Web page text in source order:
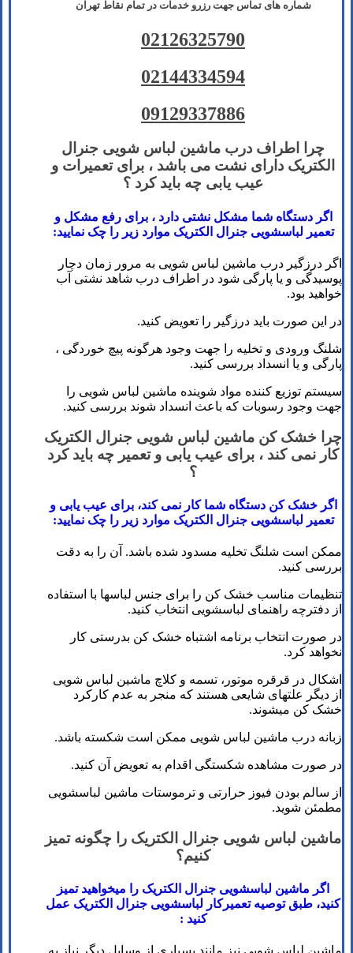
شماره های تماس​ جهت رزرو خدمات در تمام نقاط تهران
02126325790
02144334594
09129337886
چرا اطراف درب ماشین لباس شویی جنرال
الکتریک دارای نشت می باشد ، برای تعمیرات و
عیب یابی چه باید کرد ؟
اگر دستگاه شما مشکل نشتی دارد ، برای رفع مشکل و
تعمیر لباسشویی جنرال الکتریک موارد زیر را چک نمایید:
اگر درزگیر درب ماشین لباس شویی به مرور زمان دچار
پوسیدگی و یا پارگی شود در اطراف درب شاهد نشتی آب
خواهید بود.
در این صورت باید درزگیر را تعویض کنید.
شلنگ ورودی و تخلیه را جهت وجود هرگونه پیچ خوردگی ،
پارگی و یا انسداد بررسی کنید.
سیستم توزیع کننده مواد شوینده ماشین لباس شویی را
جهت وجود رسوبات که باعث انسداد شوند بررسی کنید.
چرا خشک کن ماشین لباس شویی جنرال الکتریک
کار نمی کند ، برای عیب یابی و تعمیر چه باید کرد
؟
اگر خشک کن دستگاه شما کار نمی کند، برای عیب یابی و
تعمیر لباسشویی جنرال الکتریک موارد زیر را چک نمایید:
ممکن است شلنگ تخلیه مسدود شده باشد. آن را به دقت
بررسی کنید.
تنظیمات مناسب خشک کن را برای جنس لباس­ها با استفاده
از دفترچه راهنمای لباسشویی انتخاب کنید.
در صورت انتخاب برنامه اشتباه خشک کن بدرستی کار
نخواهد کرد.
اشکال در قرقره موتور، تسمه و کلاچ ماشین لباس شویی
از دیگر علت­های شایعی هستند که منجر به عدم کارکرد
خشک کن می­شوند.
زبانه درب ماشین لباس شویی ممکن است شکسته باشد.
در صورت مشاهده شکستگی اقدام به تعویض آن کنید.
از سالم بودن فیوز حرارتی و ترموستات ماشین لباسشویی
مطمئن شوید.
ماشین لباس شویی جنرال الکتریک را چگونه تمیز
کنیم؟
اگر ماشین لباسشویی جنرال الکتریک را میخواهید تمیز
کنید، طبق توصیه تعمیرکار لباسشویی جنرال الکتریک عمل
کنید :